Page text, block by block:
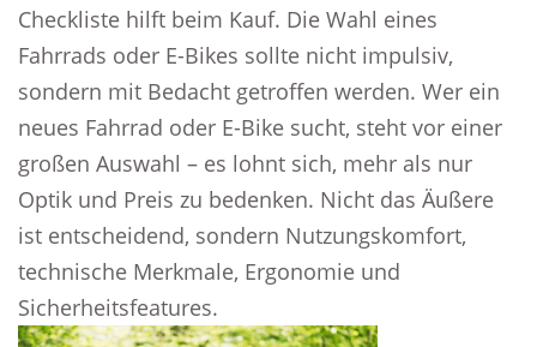
Checkliste hilft beim Kauf. Die Wahl eines
Fahrrads oder E-Bikes sollte nicht impulsiv,
sondern mit Bedacht getroffen werden. Wer ein
neues Fahrrad oder E-Bike sucht, steht vor einer
großen Auswahl – es lohnt sich, mehr als nur
Optik und Preis zu bedenken. Nicht das Äußere
ist entscheidend, sondern Nutzungskomfort,
technische Merkmale, Ergonomie und
Sicherheitsfeatures.